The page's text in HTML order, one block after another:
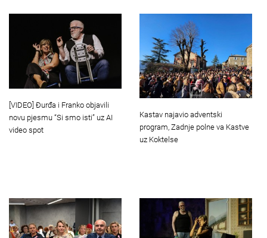
[VIDEO] Đurđa i Franko objavili
novu pjesmu “Si smo isti” uz AI
video spot
Kastav najavio adventski
program, Zadnje polne va Kastve
uz Koktelse